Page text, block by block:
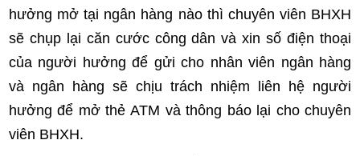
hưởng mở tại ngân hàng nào thì chuyên viên BHXH
sẽ chụp lại căn cước công dân và xin số điện thoại
của người hưởng để gửi cho nhân viên ngân hàng
và ngân hàng sẽ chịu trách nhiệm liên hệ người
hưởng để mở thẻ ATM và thông báo lại cho chuyên
viên BHXH.